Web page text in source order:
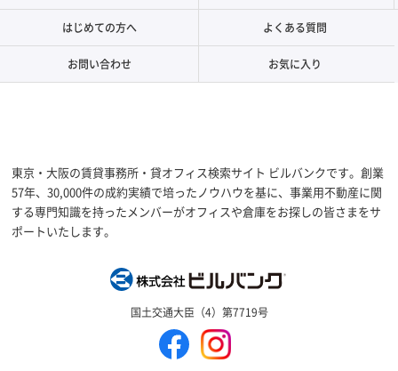
はじめての方へ よくある質問
お問い合わせ お気に入り
東京・大阪の賃貸事務所・貸オフィス検索サイト ビルバンクです。創業
57年、30,000件の成約実績で培ったノウハウを基に、事業用不動産に関
する専門知識を持ったメンバーがオフィスや倉庫をお探しの皆さまをサ
ポートいたします。
国土交通大臣（4）第7719号